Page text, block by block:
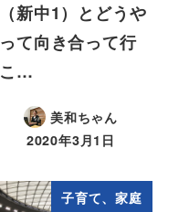
（新中1）とどうや
って向き合って行
こ…
美和ちゃん
2020年3月1日
子育て、家庭